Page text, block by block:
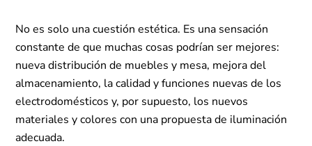
No es solo una cuestión estética. Es una sensación
constante de que muchas cosas podrían ser mejores:
nueva distribución de muebles y mesa, mejora del
almacenamiento, la calidad y funciones nuevas de los
electrodomésticos y, por supuesto, los nuevos
materiales y colores con una propuesta de iluminación
adecuada.